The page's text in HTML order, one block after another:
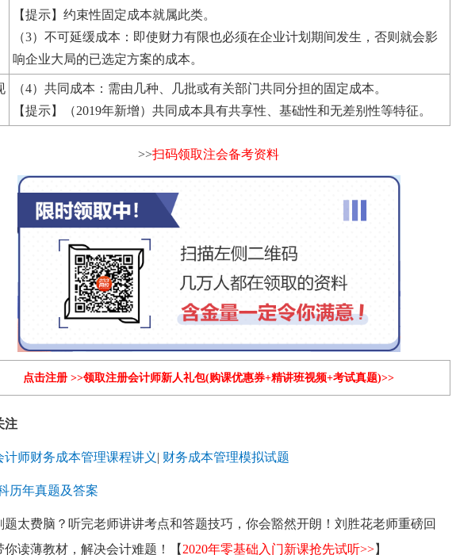
【提示】约束性固定成本就属此类。
（3）不可延缓成本：即使财力有限也必须在企业计划期间发生，否则就会影
响企业大局的已选定方案的成本。
（4）共同成本：需由几种、几批或有关部门共同分担的固定成本。
【提示】（2019年新增）共同成本具有共享性、基础性和无差别性等特征。
>>扫码领取注会备考资料
点击注册 >>领取注册会计师新人礼包(购课优惠券+精讲班视频+考试真题)>>
注
计师财务成本管理课程讲义 | 财务成本管理模拟试题
历年真题及答案
题太费脑？听完老师讲讲考点和答题技巧，你会豁然开朗！刘胜花老师重磅回
你读薄教材，解决会计难题！【 2020年零基础入门新课抢先试听>>】